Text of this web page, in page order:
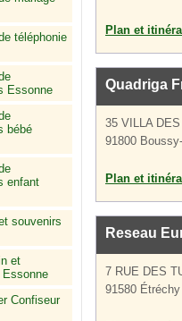
téléphonie
Essonne
bébé
enfant
souvenirs
et
Confiseur
Plan et
Quadriga
35 VILLA
91800
Plan et
Reseau
7 RUE DES
91580 Étréchy